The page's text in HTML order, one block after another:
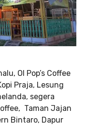
Ol Pop’s Coffee
Praja, Lesung
segera
Taman Jajan
Bintaro, Dapur